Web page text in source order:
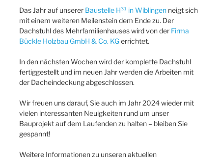
Das Jahr auf unserer Baustelle H³¹ in Wiblingen neigt sich
mit einem weiteren Meilenstein dem Ende zu. Der
Dachstuhl des Mehrfamilienhauses wird von der Firma
Bückle Holzbau GmbH & Co. KGerrichtet.
In den nächsten Wochen wird der komplette Dachstuhl
fertiggestellt und im neuen Jahr werden die Arbeiten mit
der Dacheindeckung abgeschlossen.
Wir freuen uns darauf, Sie auch im Jahr 2024 wieder mit
vielen interessanten Neuigkeiten rund um unser
Bauprojekt auf dem Laufenden zu halten – bleiben Sie
gespannt!
Weitere Informationen zu unseren aktuellen